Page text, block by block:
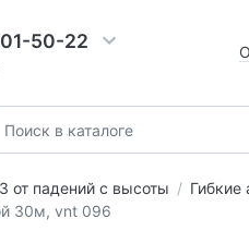
50-22
от падений с высоты
Гибкие
30м, vnt 096